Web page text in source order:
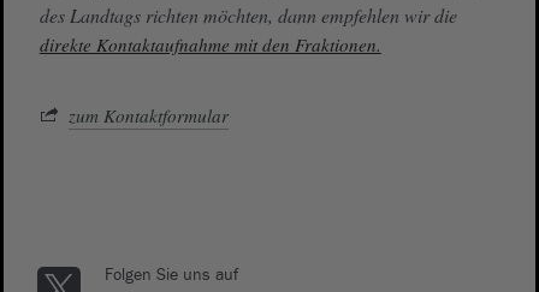
des Landtags richten möchten, dann empfehlen wir die
direkte Kontaktaufnahme mit den Fraktionen.
zum Kontaktformular
Folgen Sie uns auf